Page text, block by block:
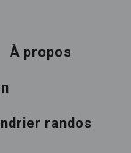
À propos
randos